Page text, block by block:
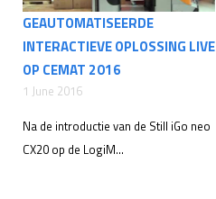
GEAUTOMATISEERDE
INTERACTIEVE OPLOSSING LIVE
OP CEMAT 2016
1 June 2016
Na de introductie van de Still iGo neo
CX20 op de LogiM...